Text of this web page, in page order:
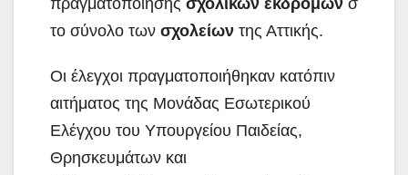
πραγματοποίησης σχολικών εκδρομών σ
το σύνολο των σχολείων της Αττικής.
Οι έλεγχοι πραγματοποιήθηκαν κατόπιν
αιτήματος της Μονάδας Εσωτερικού
Ελέγχου του Υπουργείου Παιδείας,
Θρησκευμάτων και